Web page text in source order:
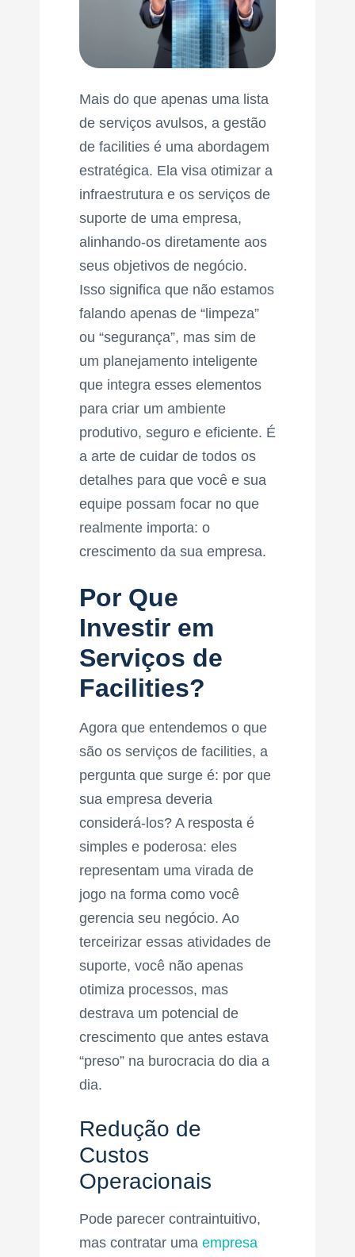
Mais do que apenas uma lista
de serviços avulsos, a gestão
de facilities é uma abordagem
estratégica. Ela visa otimizar a
infraestrutura e os serviços de
suporte de uma empresa,
alinhando-os diretamente aos
seus objetivos de negócio.
Isso significa que não estamos
falando apenas de “limpeza”
ou “segurança”, mas sim de
um planejamento inteligente
que integra esses elementos
para criar um ambiente
produtivo, seguro e eficiente. É
a arte de cuidar de todos os
detalhes para que você e sua
equipe possam focar no que
realmente importa: o
crescimento da sua empresa.
Por Que
Investir em
Serviços de
Facilities?
Agora que entendemos o que
são os serviços de facilities, a
pergunta que surge é: por que
sua empresa deveria
considerá-los? A resposta é
simples e poderosa: eles
representam uma virada de
jogo na forma como você
gerencia seu negócio. Ao
terceirizar essas atividades de
suporte, você não apenas
otimiza processos, mas
destrava um potencial de
crescimento que antes estava
“preso” na burocracia do dia a
dia.
Redução de
Custos
Operacionais
Pode parecer contraintuitivo,
mas contratar uma empresa